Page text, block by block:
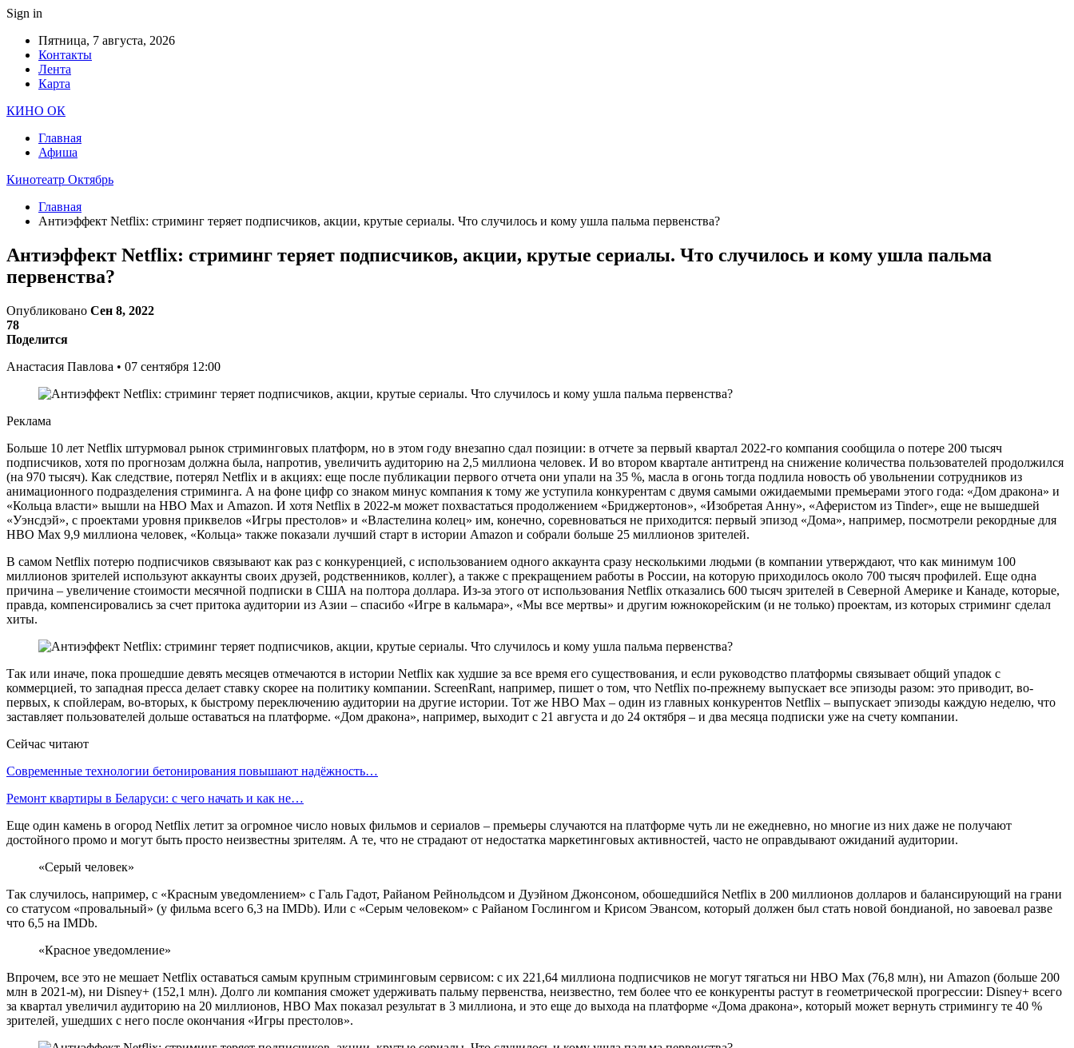
Sign in
Пятница, 7 августа, 2026
Контакты
Лента
Карта
КИНО ОК
Главная
Афиша
Кинотеатр Октябрь
Главная
Антиэффект Netflix: стриминг теряет подписчиков, акции, крутые сериалы. Что случилось и кому ушла пальма первенства?
Антиэффект Netflix: стриминг теряет подписчиков, акции, крутые сериалы. Что случилось и кому ушла пальма
первенства?
Опубликовано Сен 8, 2022
78
Поделится
Анастасия Павлова • 07 сентября 12:00
Реклама
Больше 10 лет Netflix штурмовал рынок стриминговых платформ, но в этом году внезапно сдал позиции: в отчете за первый квартал 2022-го компания сообщила о потере 200 тысяч
подписчиков, хотя по прогнозам должна была, напротив, увеличить аудиторию на 2,5 миллиона человек. И во втором квартале антитренд на снижение количества пользователей продолжился
(на 970 тысяч). Как следствие, потерял Netflix и в акциях: еще после публикации первого отчета они упали на 35 %, масла в огонь тогда подлила новость об увольнении сотрудников из
анимационного подразделения стриминга. А на фоне цифр со знаком минус компания к тому же уступила конкурентам с двумя самыми ожидаемыми премьерами этого года: «Дом дракона» и
«Кольца власти» вышли на HBO Max и Amazon. И хотя Netflix в 2022-м может похвастаться продолжением «Бриджертонов», «Изобретая Анну», «Аферистом из Tinder», еще не вышедшей
«Уэнсдэй», с проектами уровня приквелов «Игры престолов» и «Властелина колец» им, конечно, соревноваться не приходится: первый эпизод «Дома», например, посмотрели рекордные для
HBO Max 9,9 миллиона человек, «Кольца» также показали лучший старт в истории Amazon и собрали больше 25 миллионов зрителей.
В самом Netflix потерю подписчиков связывают как раз с конкуренцией, с использованием одного аккаунта сразу несколькими людьми (в компании утверждают, что как минимум 100
миллионов зрителей используют аккаунты своих друзей, родственников, коллег), а также с прекращением работы в России, на которую приходилось около 700 тысяч профилей. Еще одна
причина – увеличение стоимости месячной подписки в США на полтора доллара. Из-за этого от использования Netflix отказались 600 тысяч зрителей в Северной Америке и Канаде, которые,
правда, компенсировались за счет притока аудитории из Азии – спасибо «Игре в кальмара», «Мы все мертвы» и другим южнокорейским (и не только) проектам, из которых стриминг сделал
хиты.
Так или иначе, пока прошедшие девять месяцев отмечаются в истории Netflix как худшие за все время его существования, и если руководство платформы связывает общий упадок с
коммерцией, то западная пресса делает ставку скорее на политику компании. ScreenRant, например, пишет о том, что Netflix по-прежнему выпускает все эпизоды разом: это приводит, во-
первых, к спойлерам, во-вторых, к быстрому переключению аудитории на другие истории. Тот же HBO Max – один из главных конкурентов Netflix – выпускает эпизоды каждую неделю, что
заставляет пользователей дольше оставаться на платформе. «Дом дракона», например, выходит с 21 августа и до 24 октября – и два месяца подписки уже на счету компании.
Сейчас читают
Современные технологии бетонирования повышают надёжность…
Ремонт квартиры в Беларуси: с чего начать и как не…
Еще один камень в огород Netflix летит за огромное число новых фильмов и сериалов – премьеры случаются на платформе чуть ли не ежедневно, но многие из них даже не получают
достойного промо и могут быть просто неизвестны зрителям. А те, что не страдают от недостатка маркетинговых активностей, часто не оправдывают ожиданий аудитории.
«Серый человек»
Так случилось, например, с «Красным уведомлением» с Галь Гадот, Райаном Рейнольдсом и Дуэйном Джонсоном, обошедшийся Netflix в 200 миллионов долларов и балансирующий на грани
со статусом «провальный» (у фильма всего 6,3 на IMDb). Или с «Серым человеком» с Райаном Гослингом и Крисом Эвансом, который должен был стать новой бондианой, но завоевал разве
что 6,5 на IMDb.
«Красное уведомление»
Впрочем, все это не мешает Netflix оставаться самым крупным стриминговым сервисом: с их 221,64 миллиона подписчиков не могут тягаться ни HBO Max (76,8 млн), ни Amazon (больше 200
млн в 2021-м), ни Disney+ (152,1 млн). Долго ли компания сможет удерживать пальму первенства, неизвестно, тем более что ее конкуренты растут в геометрической прогрессии: Disney+ всего
за квартал увеличил аудиторию на 20 миллионов, HBO Max показал результат в 3 миллиона, и это еще до выхода на платформе «Дома дракона», который может вернуть стримингу те 40 %
зрителей, ушедших с него после окончания «Игры престолов».